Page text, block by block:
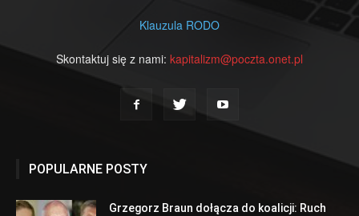
Klauzula RODO
Skontaktuj się z nami: kapitalizm@poczta.onet.pl
POPULARNE POSTY
Grzegorz Braun dołącza do koalicji: Ruch